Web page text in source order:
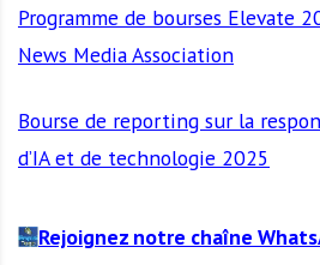
Programme de bourses Elevate
News Media Association
Bourse de reporting sur la
d’IA et de technologie 2025
Rejoignez notre chaîne